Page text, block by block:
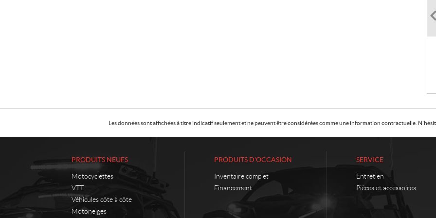
Les données sont affichées à titre indicatif seulement et ne peuvent être considérées comme une information contractuelle.
PRODUITS NEUFS
Motocyclettes
VTT
Véhicules côte à côte
Motoneiges
PRODUITS D'OCCASION
Inventaire complet
Financement
SERVICE
Entretien
Pièces et accessoires